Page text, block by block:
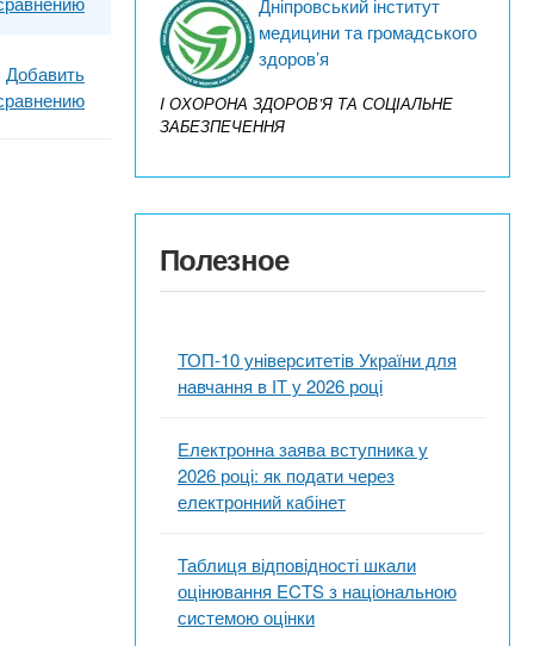
Добавить
Дніпровський інститут
медицини та громадського
здоров’я
I ОХОРОНА ЗДОРОВ’Я ТА СОЦІАЛЬНЕ
ЗАБЕЗПЕЧЕННЯ
Полезное
ТОП-10 університетів України для
навчання в ІТ у 2026 році
Електронна заява вступника у
2026 році: як подати через
електронний кабінет
Таблиця відповідності шкали
оцінювання ECTS з національною
системою оцінки